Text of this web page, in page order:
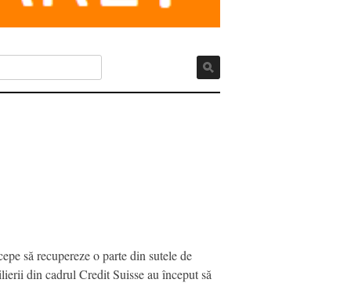
să recupereze o parte din sutele de
din cadrul Credit Suisse au început să